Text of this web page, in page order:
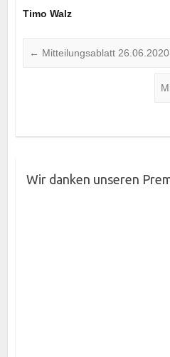
Timo Walz
← Mitteilungsablatt 26.06.2020
Wir danken unseren